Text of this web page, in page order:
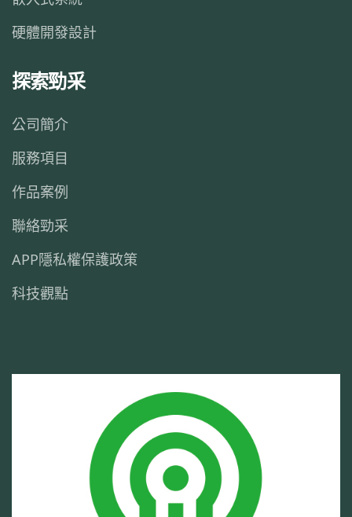
硬體開發設計
探索勁采
公司簡介
服務項目
作品案例
聯絡勁采
APP隱私權保護政策
科技觀點